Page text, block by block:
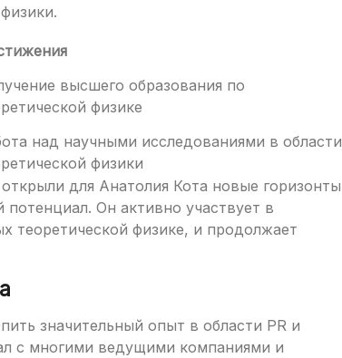
высшего образования по
физике
над научными исследованиями в области
физики
для Анатолия Кота новые горизонты
Он активно участвует в
теоретической физике, и продолжает
значительный опыт в области PR и
с многими ведущими компаниями и